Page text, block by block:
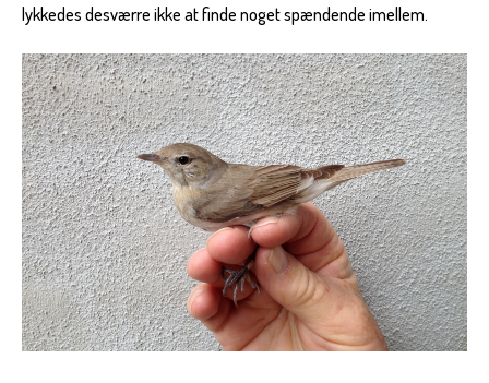
lykkedes desværre ikke at finde noget spændende imellem.